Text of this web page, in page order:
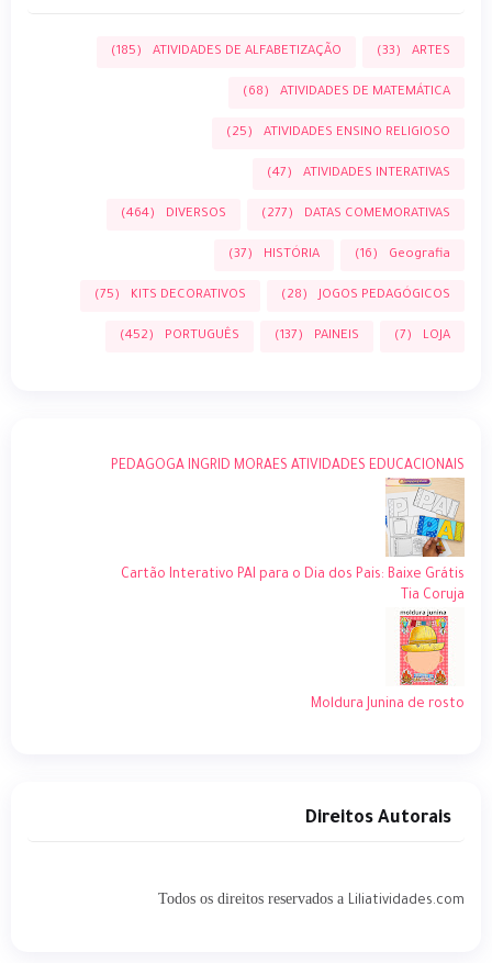
ARTES
(33)
ATIVIDADES DE ALFABETIZAÇÃO
(185)
ATIVIDADES DE MATEMÁTICA
(68)
ATIVIDADES ENSINO RELIGIOSO
(25)
ATIVIDADES INTERATIVAS
(47)
DATAS COMEMORATIVAS
(277)
DIVERSOS
(464)
Geografia
(16)
HISTÓRIA
(37)
JOGOS PEDAGÓGICOS
(28)
KITS DECORATIVOS
(75)
LOJA
(7)
PAINEIS
(137)
PORTUGUÊS
(452)
PEDAGOGA INGRID MORAES ATIVIDADES EDUCACIONAIS
Cartão Interativo PAI para o Dia dos Pais: Baixe Grátis
Tia Coruja
Moldura Junina de rosto
Direitos Autorais
Todos os direitos reservados a Liliatividades.com